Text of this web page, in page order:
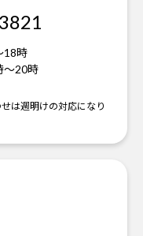
18時
～20時
は週明けの対応になり